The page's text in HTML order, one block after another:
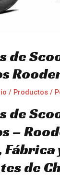
de
/ Productos /
de
–
Fábrica
de